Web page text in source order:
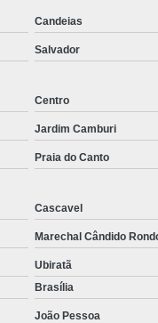
Carros Belo
e Caminhões
de Carros por Satélite
para Carros e
de Frotas
Belo Horizonte
de Frotas Minas
e Monitoramento
Candeias
Salvador
Centro
Jardim Camburi
Praia do Canto
Cascavel
Marechal Cândido
Ubiratã
Brasília
João Pessoa